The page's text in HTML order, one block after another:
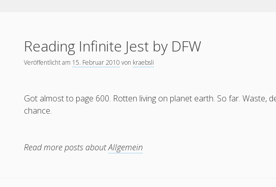
Reading Infinite Jest by DFW
Veröffentlicht am 15. Februar 2010 von kraebsli
Got almost to page 600. Rotten living on planet earth. So far. Waste,
chance.
Read more posts aboutAllgemein